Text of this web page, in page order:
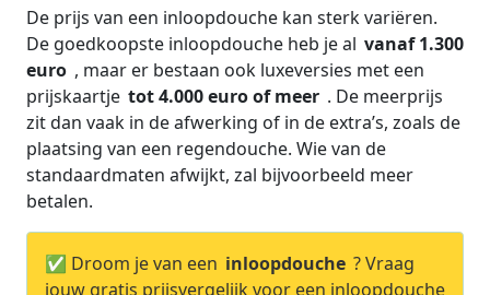
De prijs van een inloopdouche kan sterk variëren.
De goedkoopste inloopdouche heb je al vanaf 1.300
euro , maar er bestaan ook luxeversies met een
prijskaartje tot 4.000 euro of meer . De meerprijs
zit dan vaak in de afwerking of in de extra’s, zoals de
plaatsing van een regendouche. Wie van de
standaardmaten afwijkt, zal bijvoorbeeld meer
betalen.
✅ Droom je van een inloopdouche ? Vraag
jouw gratis prijsvergelijk voor een inloopdouche